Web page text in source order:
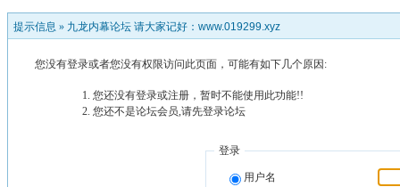
提示信息 » 九龙内幕论坛 请大家记好：www.019299.xyz
您没有登录或者您没有权限访问此页面，可能有如下几个原因:
您还没有登录或注册，暂时不能使用此功能!!
您还不是论坛会员,请先登录论坛
登录
用户名